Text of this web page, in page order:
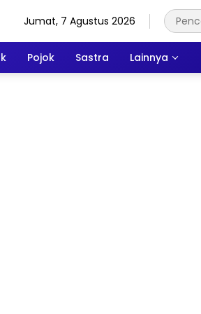
Jumat, 7 Agustus 2026
Pojok Sastra Lainnya